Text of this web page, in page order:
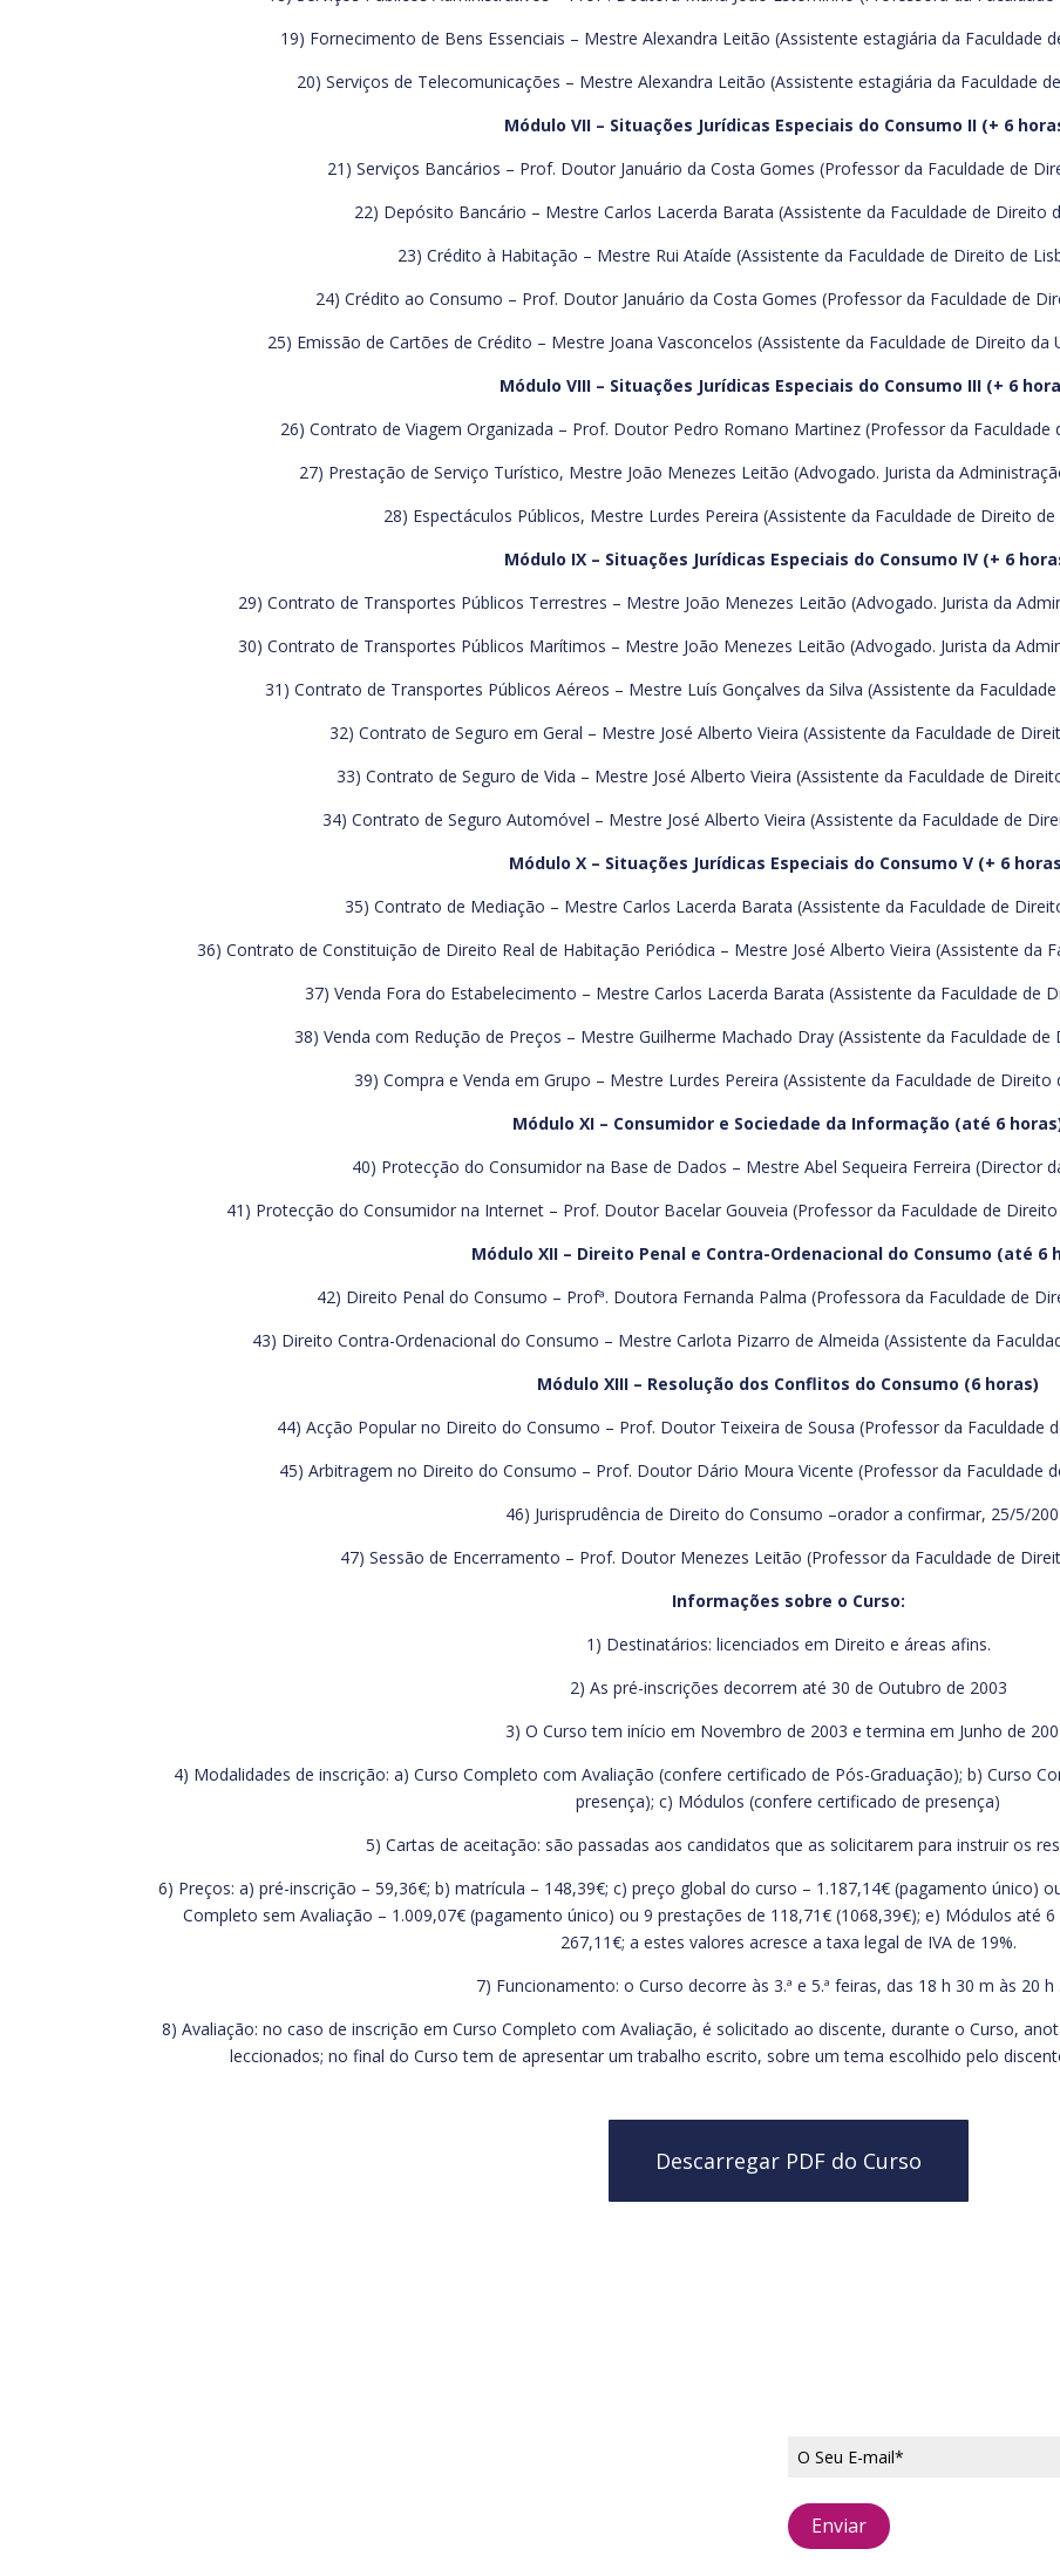
19) Fornecimento de Bens Essenciais – Mestre Alexandra Leitão (Assistente estagiária da Faculdade
20) Serviços de Telecomunicações – Mestre Alexandra Leitão (Assistente estagiária da Faculdade
Módulo VII – Situações Jurídicas Especiais do Consumo II (+ 6
21) Serviços Bancários – Prof. Doutor Januário da Costa Gomes (Professor da Faculdade de
22) Depósito Bancário – Mestre Carlos Lacerda Barata (Assistente da Faculdade de Direito
23) Crédito à Habitação – Mestre Rui Ataíde (Assistente da Faculdade de Direito de
24) Crédito ao Consumo – Prof. Doutor Januário da Costa Gomes (Professor da Faculdade de
25) Emissão de Cartões de Crédito – Mestre Joana Vasconcelos (Assistente da Faculdade de Direito da
Módulo VIII – Situações Jurídicas Especiais do Consumo III (+ 6
26) Contrato de Viagem Organizada – Prof. Doutor Pedro Romano Martinez (Professor da
27) Prestação de Serviço Turístico, Mestre João Menezes Leitão (Advogado. Jurista da
28) Espectáculos Públicos, Mestre Lurdes Pereira (Assistente da Faculdade de Direito
Módulo IX – Situações Jurídicas Especiais do Consumo IV (+ 6
29) Contrato de Transportes Públicos Terrestres – Mestre João Menezes Leitão (Advogado. Jurista da
30) Contrato de Transportes Públicos Marítimos – Mestre João Menezes Leitão (Advogado. Jurista da
31) Contrato de Transportes Públicos Aéreos – Mestre Luís Gonçalves da Silva (Assistente da
32) Contrato de Seguro em Geral – Mestre José Alberto Vieira (Assistente da Faculdade de
33) Contrato de Seguro de Vida – Mestre José Alberto Vieira (Assistente da Faculdade de
34) Contrato de Seguro Automóvel – Mestre José Alberto Vieira (Assistente da Faculdade de
Módulo X – Situações Jurídicas Especiais do Consumo V (+ 6
35) Contrato de Mediação – Mestre Carlos Lacerda Barata (Assistente da Faculdade de
36) Contrato de Constituição de Direito Real de Habitação Periódica – Mestre José Alberto Vieira (Assistente da
37) Venda Fora do Estabelecimento – Mestre Carlos Lacerda Barata (Assistente da Faculdade de
38) Venda com Redução de Preços – Mestre Guilherme Machado Dray (Assistente da Faculdade
39) Compra e Venda em Grupo – Mestre Lurdes Pereira (Assistente da Faculdade de
Módulo XI – Consumidor e Sociedade da Informação (até 6
40) Protecção do Consumidor na Base de Dados – Mestre Abel Sequeira Ferreira (Director
41) Protecção do Consumidor na Internet – Prof. Doutor Bacelar Gouveia (Professor da Faculdade de
Módulo XII – Direito Penal e Contra-Ordenacional do Consumo (até 6
42) Direito Penal do Consumo – Profª. Doutora Fernanda Palma (Professora da Faculdade de
43) Direito Contra-Ordenacional do Consumo – Mestre Carlota Pizarro de Almeida (Assistente da
Módulo XIII – Resolução dos Conflitos do Consumo (6 horas)
44) Acção Popular no Direito do Consumo – Prof. Doutor Teixeira de Sousa (Professor da Faculdade
45) Arbitragem no Direito do Consumo – Prof. Doutor Dário Moura Vicente (Professor da Faculdade
46) Jurisprudência de Direito do Consumo –orador a confirmar, 25/5/
47) Sessão de Encerramento – Prof. Doutor Menezes Leitão (Professor da Faculdade de
Informações sobre o Curso:
1) Destinatários: licenciados em Direito e áreas afins.
2) As pré-inscrições decorrem até 30 de Outubro de 2003
3) O Curso tem início em Novembro de 2003 e termina em Junho de
4) Modalidades de inscrição: a) Curso Completo com Avaliação (confere certificado de Pós-Graduação); b) Curso
presença); c) Módulos (confere certificado de presença)
5) Cartas de aceitação: são passadas aos candidatos que as solicitarem para instruir os
6) Preços: a) pré-inscrição – 59,36€; b) matrícula – 148,39€; c) preço global do curso – 1.187,14€ (pagamento único)
Completo sem Avaliação – 1.009,07€ (pagamento único) ou 9 prestações de 118,71€ (1068,39€); e) Módulos até
267,11€; a estes valores acresce a taxa legal de IVA de 19%.
7) Funcionamento: o Curso decorre às 3.ª e 5.ª feiras, das 18 h 30 m às 20 h
8) Avaliação: no caso de inscrição em Curso Completo com Avaliação, é solicitado ao discente, durante o Curso,
leccionados; no final do Curso tem de apresentar um trabalho escrito, sobre um tema escolhido pelo
Descarregar PDF do Curso